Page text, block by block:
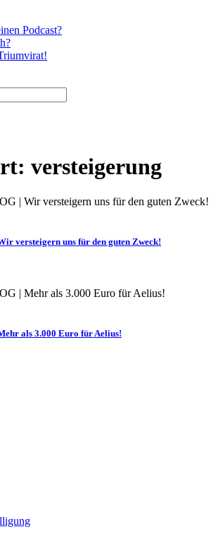
Podcast?
versteigerung
versteigern uns für den guten Zweck!
als 3.000 Euro für Aelius!